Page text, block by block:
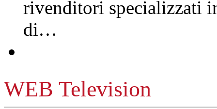
rivenditori specializzati
di…
WEB Television